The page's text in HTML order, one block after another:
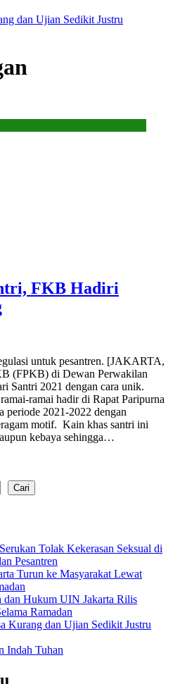
dan Ujian Sedikit Justru
FKB Hadiri
untuk pesantren. [JAKARTA,
(FPKB) di Dewan Perwakilan
Santri 2021 dengan cara unik.
ramai hadir di Rapat Paripurna
periode 2021-2022 dengan
motif. Kain khas santri ini
kebaya sehingga…
Cari
Tolak Kekerasan Seksual di
Pesantren
Turun ke Masyarakat Lewat
dan Hukum UIN Jakarta Rilis
Ramadan
Kurang dan Ujian Sedikit Justru
Indah Tuhan